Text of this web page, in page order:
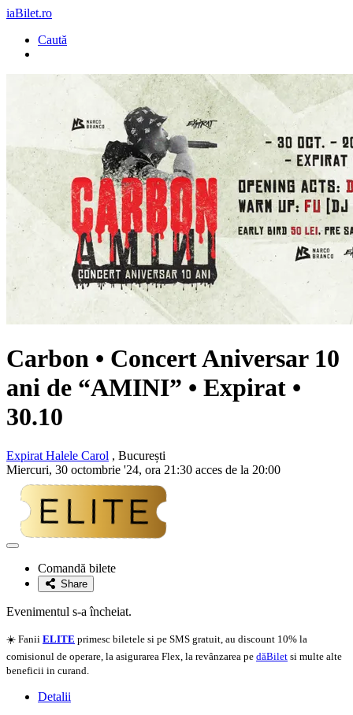
iaBilet.ro
Caută
Carbon • Concert Aniversar 10
ani de “AMINI” • Expirat •
30.10
Expirat Halele Carol , București
Miercuri, 30 octombrie '24, ora 21:30 acces de la 20:00
Adaugă
favoriteComandă bilete
Share
Evenimentul s-a încheiat.
☀️ Fanii ELITE primesc biletele si pe SMS gratuit, au discount 10% la
comisionul de operare, la asigurarea Flex, la revânzarea pe dăBilet si multe alte
beneficii in curand.
Detalii